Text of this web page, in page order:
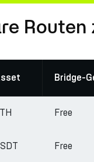
Routen
Bridge-
Free
Free